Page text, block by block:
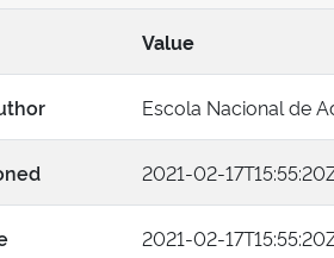
Value
Escola Nacional de
2021-02-
2021-02-